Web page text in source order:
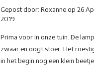
Gepost door: Roxanne op 26
2019
Prima voor in onze tuin. De
zwaar en oogt stoer. Het
in het begin nog een klein beetje